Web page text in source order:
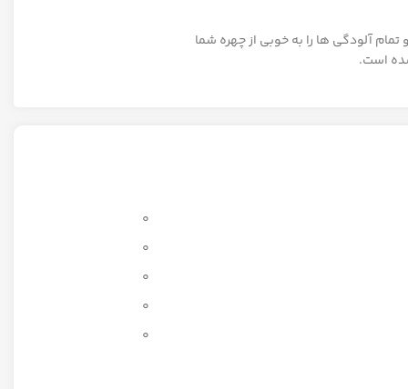
آلودگی ها را به خوبی از چهره شما
است.
0
0
0
0
0